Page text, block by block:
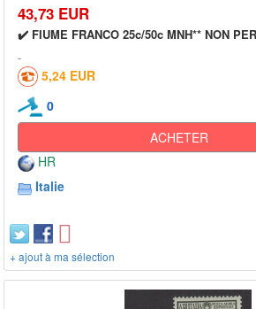
43,73 EUR
✔️ FIUME FRANCO 25c/50c MNH** NON
5,24 EUR
0
ACHETER
HR
Italie
+ ajout à ma sélection